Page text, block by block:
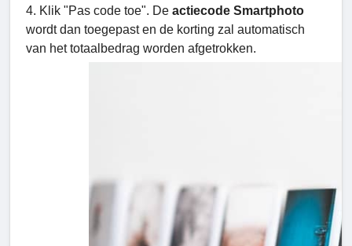
4. Klik "Pas code toe". De actiecode Smartphoto
wordt dan toegepast en de korting zal automatisch
van het totaalbedrag worden afgetrokken.